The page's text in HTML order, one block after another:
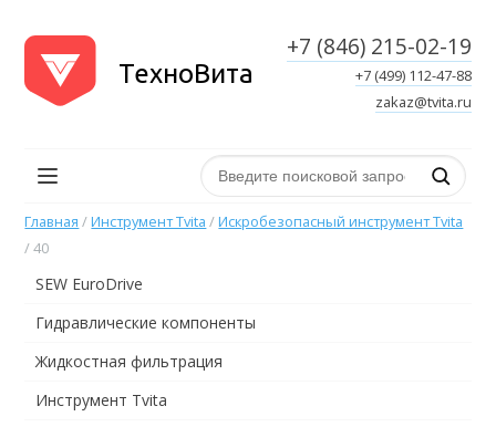
ТехноВита
+7 (846) 215-02-19
+7 (499) 112-47-88
zakaz@tvita.ru
Поиск по сайту
Главная /Инструмент Tvita /Искробезопасный инструмент Tvita
/40
SEW EuroDrive
Гидравлические компоненты
Жидкостная фильтрация
Инструмент Tvita